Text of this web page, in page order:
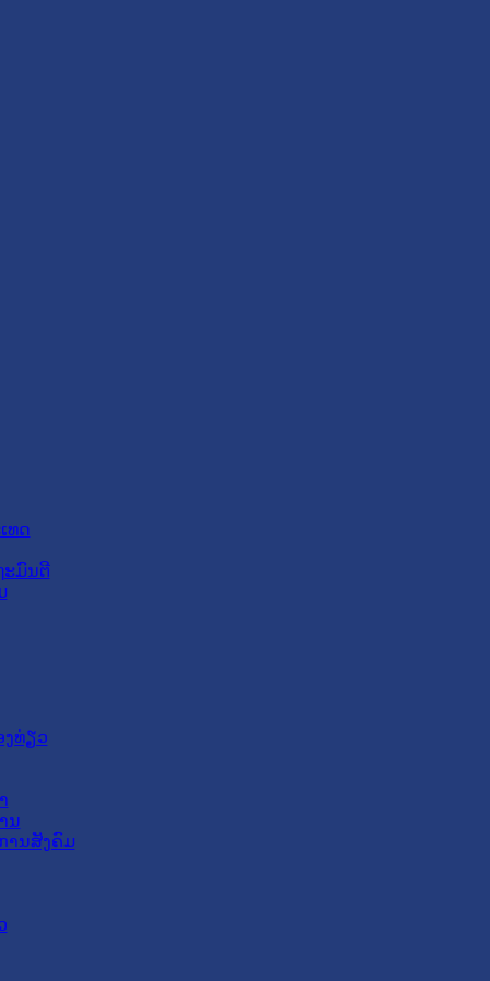
ທດ
ະມົນຕີ
ງທ່ຽວ
ນ
ານສັງຄົມ